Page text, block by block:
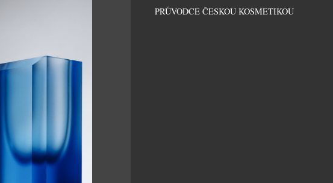
PRŮVODCE ČESKOU KOSMETIKOU